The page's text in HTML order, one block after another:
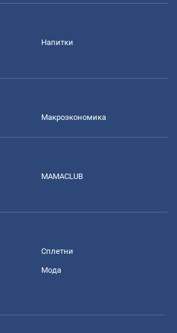
Напитки
Mакроэкономика
MAMACLUB
Сплетни
Мода